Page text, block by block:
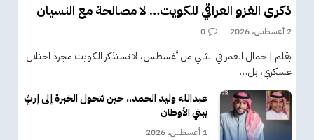
ذكرى الغزو العراقي للكويت… لا مصالحة مع النسيان
2 أغسطس، 2026 0
بقلم | جمال العمر في الثاني من أغسطس، لا تستذكر الكويت مجرد احتلال
عسكري، بل…
عبدالله وليد الحمد.. حين تتحول الخبرة إلى إرثٍ
يبني الأوطان
1 أغسطس، 2026